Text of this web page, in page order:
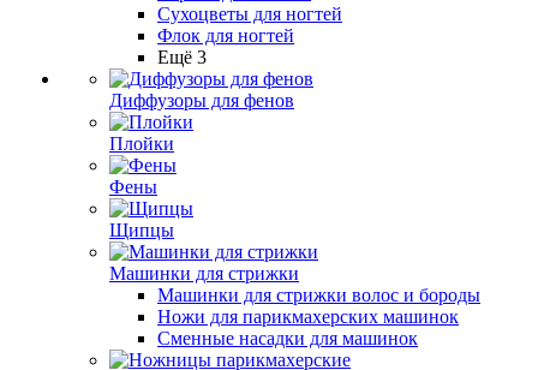
Сухоцветы для ногтей
Флок для ногтей
Ещё 3
Диффузоры для фенов
Плойки
Фены
Щипцы
Машинки для стрижки
Машинки для стрижки волос и бороды
Ножи для парикмахерских машинок
Сменные насадки для машинок